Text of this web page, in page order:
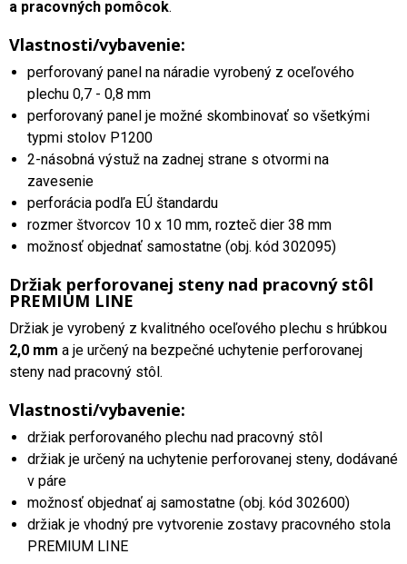
a pracovných pomôcok.
Vlastnosti/vybavenie:
perforovaný panel na náradie vyrobený z oceľového
plechu 0,7 - 0,8 mm
perforovaný panel je možné skombinovať so všetkými
typmi stolov P1200
2-násobná výstuž na zadnej strane s otvormi na
zavesenie
perforácia podľa EÚ štandardu
rozmer štvorcov 10 x 10 mm, rozteč dier 38 mm
možnosť objednať samostatne (obj. kód 302095)
Držiak perforovanej steny nad pracovný stôl
PREMIUM LINE
Držiak je vyrobený z kvalitného oceľového plechu s hrúbkou
2,0 mm a je určený na bezpečné uchytenie perforovanej
steny nad pracovný stôl.
Vlastnosti/vybavenie:
držiak perforovaného plechu nad pracovný stôl
držiak je určený na uchytenie perforovanej steny, dodávané
v páre
možnosť objednať aj samostatne (obj. kód 302600)
držiak je vhodný pre vytvorenie zostavy pracovného stola
PREMIUM LINE